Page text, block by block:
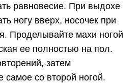
равновесие. При выдохе
ногу вверх, носочек при
Проделывайте махи ногой
ее полностью на пол.
затем
самое со второй ногой.